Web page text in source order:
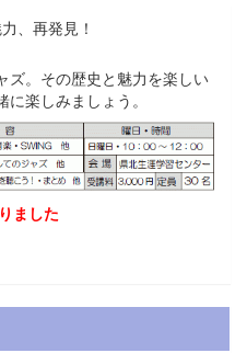
、再発見！
ズ。その歴史と魅力を楽しい
楽しみましょう。
ました